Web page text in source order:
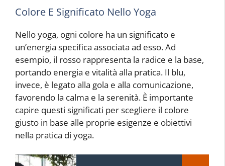
Colore E Significato Nello Yoga
Nello yoga, ogni colore ha un significato e
un’energia specifica associata ad esso. Ad
esempio, il rosso rappresenta la radice e la base,
portando energia e vitalità alla pratica. Il blu,
invece, è legato alla gola e alla comunicazione,
favorendo la calma e la serenità. È importante
capire questi significati per scegliere il colore
giusto in base alle proprie esigenze e obiettivi
nella pratica di yoga.